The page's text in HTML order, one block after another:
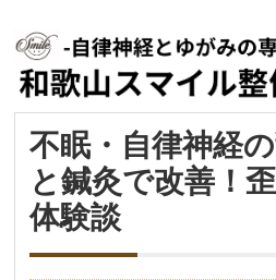
不眠・自律神経
と鍼灸で改善！
体験談